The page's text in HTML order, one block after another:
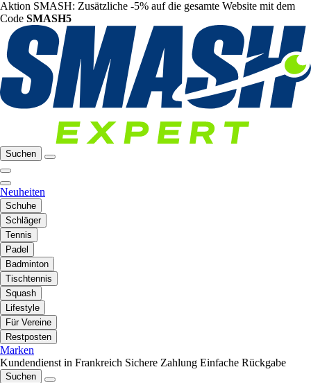
Aktion SMASH: Zusätzliche -5% auf die gesamte Website mit dem
Code SMASH5
Suchen
Neuheiten
Schuhe
Schläger
Tennis
Padel
Badminton
Tischtennis
Squash
Lifestyle
Für Vereine
Restposten
Marken
Kundendienst in Frankreich Sichere Zahlung Einfache Rückgabe
Suchen